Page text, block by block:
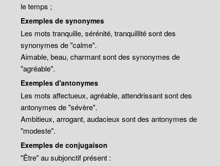
le temps ;
Exemples de synonymes
Les mots tranquille, sérénité, tranquillité sont des
synonymes de "calme".
Aimable, beau, charmant sont des synonymes de
"agréable".
Exemples d'antonymes
Les mots affectueux, agréable, attendrissant sont des
antonymes de "sévère".
Ambitieux, arrogant, audacieux sont des antonymes de
"modeste".
Exemples de conjugaison
"Être" au subjonctif présent :